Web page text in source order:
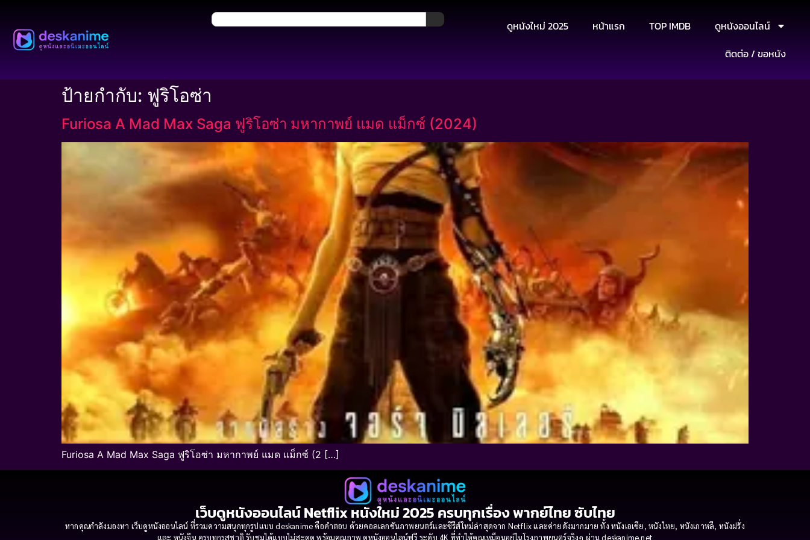
ดูหนังใหม่ 2025 หน้าแรก TOP IMDB
ดูหนังออนไลน์
ติดต่อ / ขอหนัง
ป้ายกำกับ: ฟูริโอซ่า
Furiosa A Mad Max Saga ฟูริโอซ่า มหากาพย์ แมด แม็กซ์ (2024)
Furiosa A Mad Max Saga ฟูริโอซ่า มหากาพย์ แมด แม็กซ์ (2 […]
เว็บดูหนังออนไลน์ Netflix หนังใหม่ 2025 ครบทุกเรื่อง พากย์ไทย ซับไทย
หากคุณกำลังมองหา เว็บดูหนังออนไลน์ ที่รวมความสนุกทุกรูปแบบ deskanime คือคำตอบ ด้วยคอลเลกชันภาพยนตร์และซีรีส์ใหม่ล่าสุดจาก Netflix และค่ายดังมากมาย ทั้ง หนังเอเชีย, หนังไทย, หนังเกาหลี, หนังฝรั่ง
และ หนังจีน ครบทุกรสชาติ รับชมได้แบบไม่สะดุด พร้อมคุณภาพ ดูหนังออนไลน์ฟรี ระดับ 4K ที่ทำให้คุณเหมือนอยู่ในโรงภาพยนตร์จริงๆ ผ่าน deskanime.net